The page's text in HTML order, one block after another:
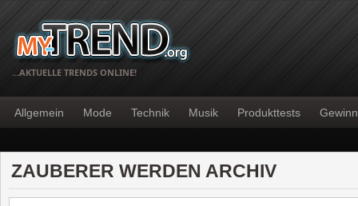
…AKTUELLE TRENDS ONLINE!
Allgemein Mode Technik Musik Produkttests
ZAUBERER WERDEN ARCHIV